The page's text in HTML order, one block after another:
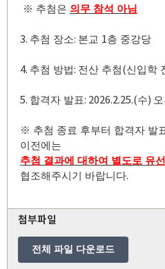
※ 추첨은 의무 참석 아님
3. 추첨 장소: 본교 1층 중강당
4. 추첨 방법: 전산 추첨(신입학
5. 합격자 발표: 2026.2.25.(수)
※ 추첨 종료 후부터 합격자 발
이전에는
추첨 결과에 대하여 별도로 유
협조해주시기 바랍니다.
첨부파일
전체 파일 다운로드